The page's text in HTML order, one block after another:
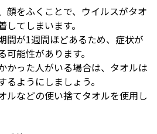
顔をふくことで、ウイルスがタオ
てしまいます。
間が1週間ほどあるため、症状が
能性があります。
かった人がいる場合は、タオルは
ようにしましょう。
ルなどの使い捨てタオルを使用し